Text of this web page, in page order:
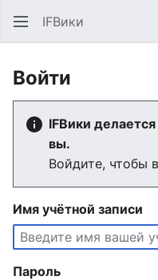
IFВики
Войти
IFВики
вы.
Войдите, чтобы
Имя учётной записи
Пароль